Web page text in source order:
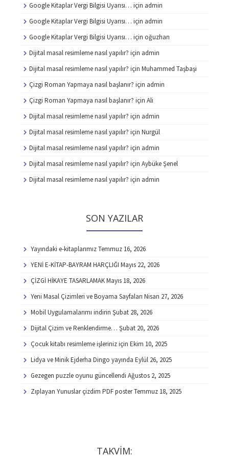
Google Kitaplar Vergi Bilgisi Uyarısı… için admin
Google Kitaplar Vergi Bilgisi Uyarısı… için admin
Google Kitaplar Vergi Bilgisi Uyarısı… için oğuzhan
Dijital masal resimleme nasıl yapılır? için admin
Dijital masal resimleme nasıl yapılır? için Muhammed Taşbaşi
Çizgi Roman Yapmaya nasıl başlanır? için admin
Çizgi Roman Yapmaya nasıl başlanır? için Ali
Dijital masal resimleme nasıl yapılır? için admin
Dijital masal resimleme nasıl yapılır? için Nurgül
Dijital masal resimleme nasıl yapılır? için admin
Dijital masal resimleme nasıl yapılır? için Aybüke Şenel
Dijital masal resimleme nasıl yapılır? için admin
SON YAZILAR
Yayındaki e-kitaplarımızTemmuz 16, 2026
YENİ E-KİTAP-BAYRAM HARÇLIĞI Mayıs 22, 2026
ÇİZGİ HİKAYE TASARLAMAKMayıs 18, 2026
Yeni Masal Çizimleri ve Boyama Sayfaları Nisan 27, 2026
Mobil Uygulamalarımı indirin Şubat 28, 2026
Dijital Çizim ve Renklendirme… Şubat 20, 2026
Çocuk kitabı resimleme işleriniz için Ekim 10, 2025
Lidya ve Minik Ejderha Dingo yayında Eylül 26, 2025
Gezegen puzzle oyunu güncellendi Ağustos 2, 2025
Zıplayan Yunuslar çizdim PDF posterTemmuz 18, 2025
TAKVİM: